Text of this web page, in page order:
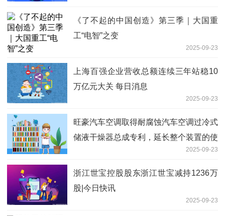
《了不起的中国创造》第三季｜大国重
工“电智”之变
2025-09-23
上海百强企业营收总额连续三年站稳10
万亿元大关 每日消息
2025-09-23
旺豪汽车空调取得耐腐蚀汽车空调过冷式
储液干燥器总成专利，延长整个装置的使
2025-09-23
浙江世宝控股股东浙江世宝减持1236万
股|今日快讯
2025-09-23